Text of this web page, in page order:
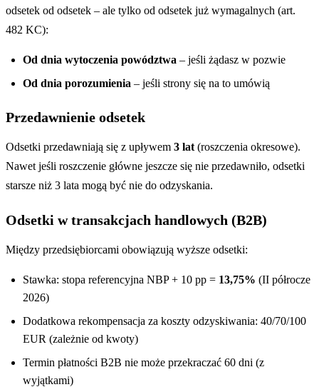
odsetek od odsetek – ale tylko od odsetek już wymagalnych (art.
482 KC):
Od dnia wytoczenia powództwa – jeśli żądasz w pozwie
Od dnia porozumienia – jeśli strony się na to umówią
Przedawnienie odsetek
Odsetki przedawniają się z upływem 3 lat (roszczenia okresowe).
Nawet jeśli roszczenie główne jeszcze się nie przedawniło, odsetki
starsze niż 3 lata mogą być nie do odzyskania.
Odsetki w transakcjach handlowych (B2B)
Między przedsiębiorcami obowiązują wyższe odsetki:
Stawka: stopa referencyjna NBP + 10 pp = 13,75% (II półrocze
2026)
Dodatkowa rekompensacja za koszty odzyskiwania: 40/70/100
EUR (zależnie od kwoty)
Termin płatności B2B nie może przekraczać 60 dni (z
wyjątkami)